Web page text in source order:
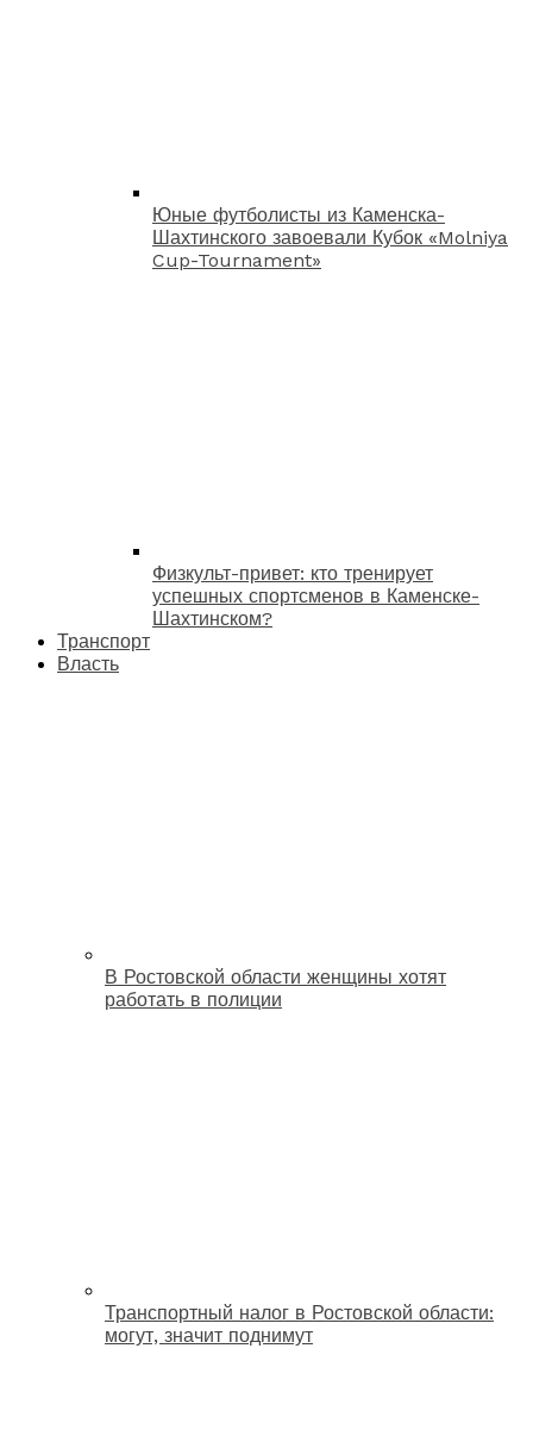
Юные футболисты из Каменска-
Шахтинского завоевали Кубок «Molniya
Cup-Tournament»
Физкульт-привет: кто тренирует
успешных спортсменов в Каменске-
Шахтинском?
Транспорт
Власть
В Ростовской области женщины хотят
работать в полиции
Транспортный налог в Ростовской области:
могут, значит поднимут